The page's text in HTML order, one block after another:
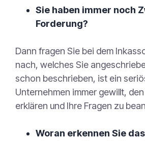
Sie haben immer noch
Forderung?
Dann fragen Sie bei dem
nach, welches Sie
schon beschrieben, ist ein
Unternehmen immer gewillt,
erklären und Ihre Fragen zu
Woran erkennen Sie